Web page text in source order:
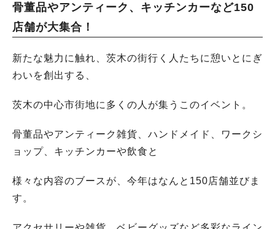
骨董品やアンティーク、キッチンカーなど150
店舗が大集合！
新たな魅力に触れ、茨木の街行く人たちに憩いとにぎ
わいを創出する、
茨木の中心市街地に多くの人が集うこのイベント。
骨董品やアンティーク雑貨、ハンドメイド、ワークシ
ョップ、キッチンカーや飲食と
様々な内容のブースが、今年はなんと150店舗並びま
す。